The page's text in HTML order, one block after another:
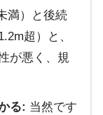
満）と後続
超）と、
が悪く、規
る: 当然です